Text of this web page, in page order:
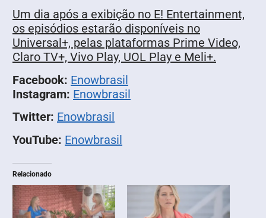
Um dia após a exibição no E! Entertainment,
os episódios estarão disponíveis no
Universal+, pelas plataformas Prime Video,
Claro TV+, Vivo Play, UOL Play e Meli+.
Facebook: Enowbrasil
Instagram: Enowbrasil
Twitter: Enowbrasil
YouTube: Enowbrasil
Relacionado